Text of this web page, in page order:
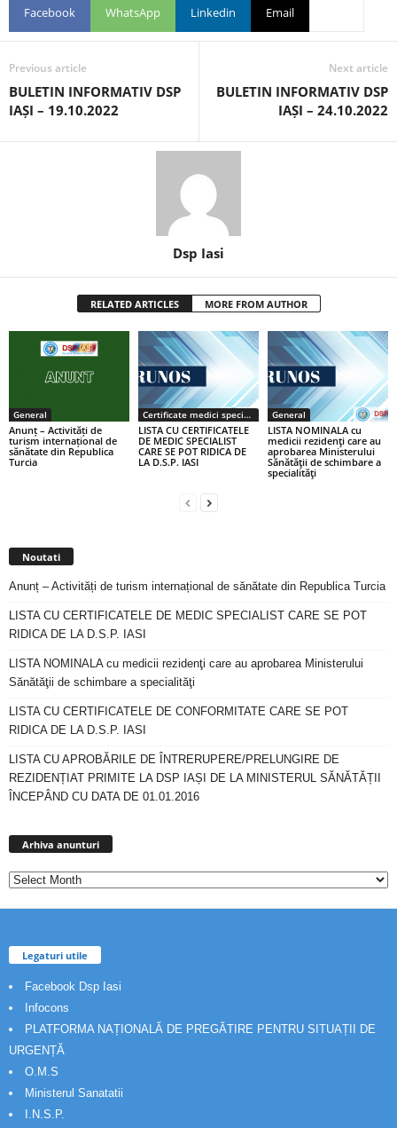
Facebook WhatsApp Linkedin Email
Previous article
BULETIN INFORMATIV DSP
IAȘI – 19.10.2022
Next article
BULETIN INFORMATIV DSP
IAȘI – 24.10.2022
Dsp Iasi
RELATED ARTICLES MORE FROM AUTHOR
General
Anunț – Activități de
turism internațional de
sănătate din Republica
Turcia
Certificate medici specialiști / primari
LISTA CU CERTIFICATELE
DE MEDIC SPECIALIST
CARE SE POT RIDICA DE
LA D.S.P. IASI
General
LISTA NOMINALA cu
medicii rezidenţi care au
aprobarea Ministerului
Sănătăţii de schimbare a
specialităţi
Noutati
Anunț – Activități de turism internațional de sănătate din Republica Turcia
LISTA CU CERTIFICATELE DE MEDIC SPECIALIST CARE SE POT
RIDICA DE LA D.S.P. IASI
LISTA NOMINALA cu medicii rezidenţi care au aprobarea Ministerului
Sănătăţii de schimbare a specialităţi
LISTA CU CERTIFICATELE DE CONFORMITATE CARE SE POT
RIDICA DE LA D.S.P. IASI
LISTA CU APROBĂRILE DE ÎNTRERUPERE/PRELUNGIRE DE
REZIDENȚIAT PRIMITE LA DSP IAȘI DE LA MINISTERUL SĂNĂTĂȚII
ÎNCEPÂND CU DATA DE 01.01.2016
Arhiva anunturi
Legaturi utile
Facebook Dsp Iasi
Infocons
PLATFORMA NAȚIONALĂ DE PREGĂTIRE PENTRU SITUAȚII DE
URGENȚĂ
O.M.S
Ministerul Sanatatii
I.N.S.P.